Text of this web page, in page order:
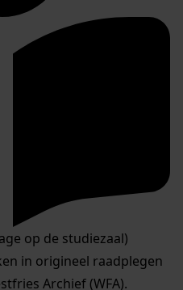
op de studiezaal)
in origineel raadplegen
Archief (WFA).